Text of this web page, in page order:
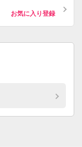
お気に入り登録